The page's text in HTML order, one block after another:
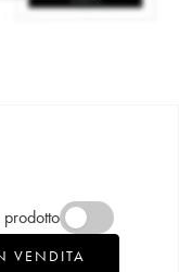
VENDITA